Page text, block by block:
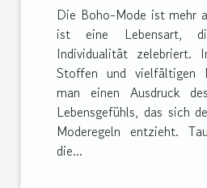
Die Boho-Mode ist mehr
ist eine Lebensart,
Individualität zelebriert.
Stoffen und vielfältigen
man einen Ausdruck
Lebensgefühls, das sich
Moderegeln entzieht.
die...